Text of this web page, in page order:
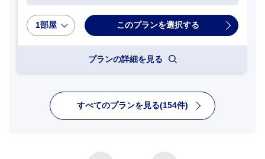
1部屋
プランの詳細を見る
すべてのプランを見る(154件)